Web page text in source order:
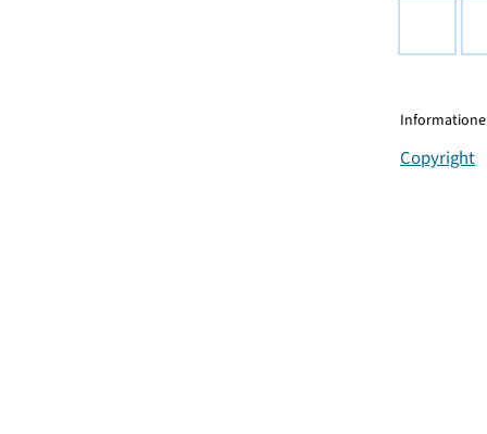
Copyright